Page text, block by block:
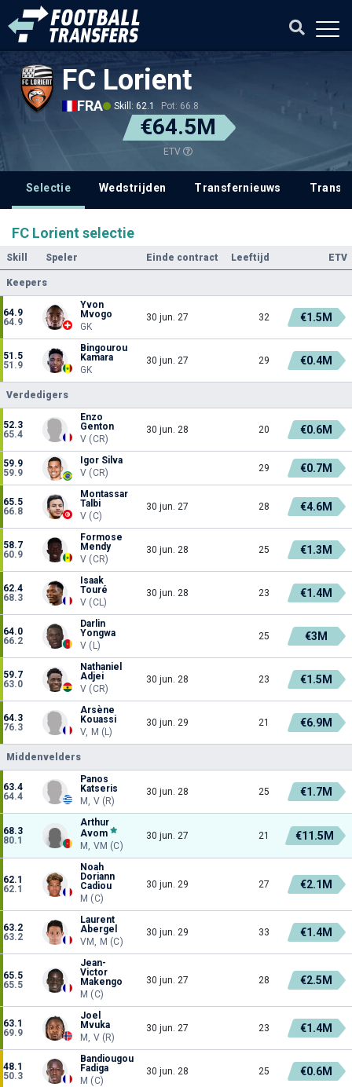
FC Lorient
FRA Skill: 62.1 Pot: 66.8
€64.5M
ETV
Selectie Wedstrijden Transfernieuws
FC Lorient selectie
Skill Speler Einde contract Leeftijd ETV
Keepers
64.9
64.9
Yvon
Mvogo
GK
30 jun. 27 32 €1.5M
51.5
51.9
Bingourou
Kamara
GK
30 jun. 27 29 €0.4M
Verdedigers
52.3
65.4
Enzo
Genton
V (CR)
30 jun. 28 20 €0.6M
59.9
59.9
Igor Silva
V (CR)
29 €0.7M
65.5
66.8
Montassar
Talbi
V (C)
30 jun. 27 28 €4.6M
58.7
60.9
Formose
Mendy
V (CR)
30 jun. 28 25 €1.3M
62.4
68.3
Isaak
Touré
V (CL)
30 jun. 28 23 €1.4M
64.0
66.2
Darlin
Yongwa
V (L)
25 €3M
59.7
63.0
Nathaniel
Adjei
V (CR)
30 jun. 28 23 €1.5M
64.3
76.3
Arsène
Kouassi
V, M (L)
30 jun. 29 21 €6.9M
Middenvelders
63.4
64.4
Panos
Katseris
M, V (R)
30 jun. 28 25 €1.7M
68.3
80.1
Arthur
Avom
M, VM (C)
30 jun. 27 21 €11.5M
62.1
62.1
Noah
Doriann
Cadiou
M (C)
30 jun. 29 27 €2.1M
63.2
63.2
Laurent
Abergel
VM, M (C)
30 jun. 29 33 €1.4M
65.5
65.5
Jean-
Victor
Makengo
M (C)
30 jun. 27 28 €2.5M
63.1
69.9
Joel
Mvuka
M, V (R)
30 jun. 27 23 €1.4M
48.1
50.3
Bandiougou
Fadiga
M (C)
30 jun. 28 25 €0.6M